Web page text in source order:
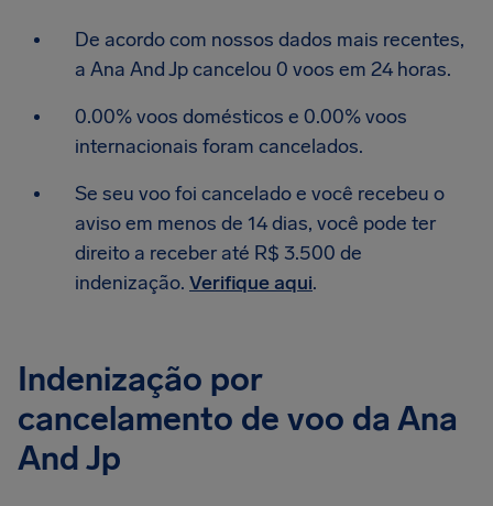
De acordo com nossos dados mais recentes,
a Ana And Jp cancelou 0 voos em 24 horas.
0.00% voos domésticos e 0.00% voos
internacionais foram cancelados.
Se seu voo foi cancelado e você recebeu o
aviso em menos de 14 dias, você pode ter
direito a receber até R$ 3.500 de
indenização. Verifique aqui.
Indenização por
cancelamento de voo da Ana
And Jp